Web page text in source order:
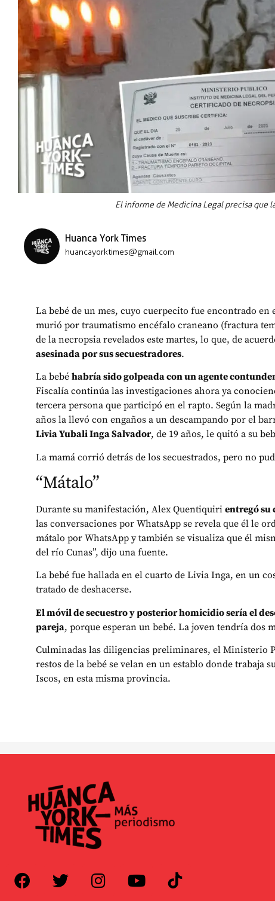
El informe de Medicina Legal precisa que
Huanca York Times
huancayorktimes@gmail.com
La bebé de un mes, cuyo cuerpecito fue encontrado en
murió por traumatismo encéfalo craneano (fractura
de la necropsia revelados este martes, lo que, de
asesinada por sus secuestradores.
La bebé habría sido golpeada con un agente
Fiscalía continúa las investigaciones ahora ya
tercera persona que participó en el rapto. Según la
años la llevó con engaños a un descampando por el
Livia Yubali Inga Salvador, de 19 años, le quitó a su
La mamá corrió detrás de los secuestrados, pero no
“Mátalo”
Durante su manifestación, Alex Quentiquiri entregó su
las conversaciones por WhatsApp se revela que él le
mátalo por WhatsApp y también se visualiza que él
del río Cunas”, dijo una fuente.
La bebé fue hallada en el cuarto de Livia Inga, en un
tratado de deshacerse.
El móvil de secuestro y posterior homicidio sería el
pareja, porque esperan un bebé. La joven tendría dos
Culminadas las diligencias preliminares, el Ministerio
restos de la bebé se velan en un establo donde trabaja
Iscos, en esta misma provincia.